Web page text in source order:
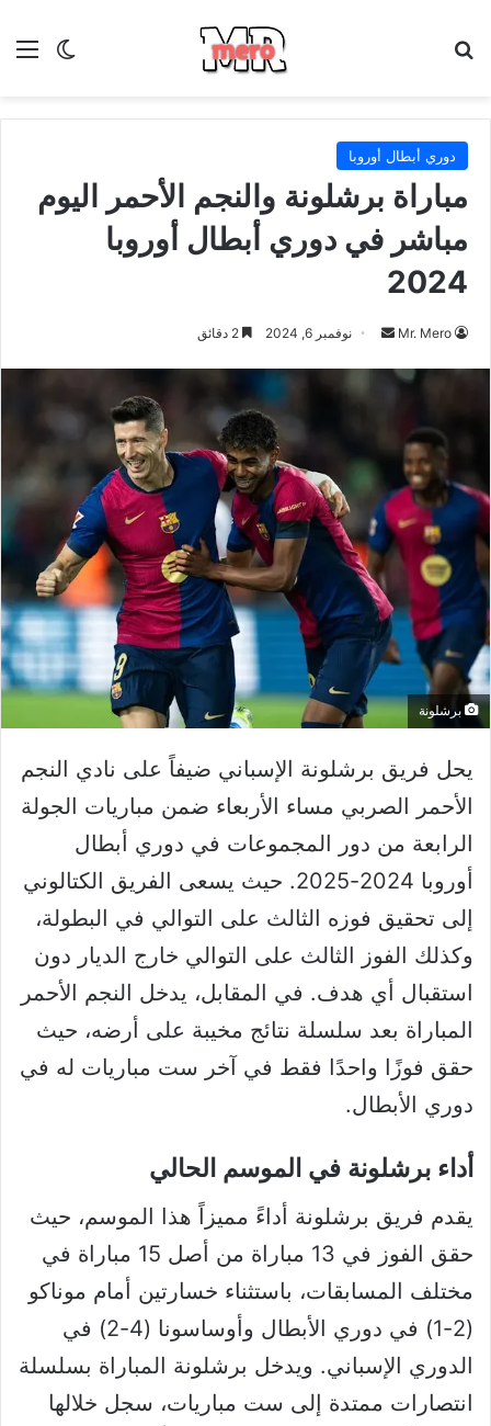
الوضع
دوري أبطال أوروبا
مباراة برشلونة والنجم الأحمر اليوم
مباشر في دوري أبطال أوروبا
2024
Mr. Mero
أرسل نوفمبر 6, 2024
برشلونة
يحل فريق برشلونة الإسباني ضيفاً على نادي النجم
الأحمر الصربي مساء الأربعاء ضمن مباريات الجولة
الرابعة من دور المجموعات في دوري أبطال
أوروبا 2024-2025. حيث يسعى الفريق الكتالوني
إلى تحقيق فوزه الثالث على التوالي في البطولة،
وكذلك الفوز الثالث على التوالي خارج الديار دون
استقبال أي هدف. في المقابل، يدخل النجم الأحمر
المباراة بعد سلسلة نتائج مخيبة على أرضه، حيث
حقق فوزًا واحدًا فقط في آخر ست مباريات له في
دوري الأبطال.
أداء برشلونة في الموسم الحالي
يقدم فريق برشلونة أداءً مميزاً هذا الموسم، حيث
حقق الفوز في 13 مباراة من أصل 15 مباراة في
مختلف المسابقات، باستثناء خسارتين أمام موناكو
(2-1) في دوري الأبطال وأوساسونا (4-2) في
الدوري الإسباني. ويدخل برشلونة المباراة بسلسلة
انتصارات ممتدة إلى ست مباريات، سجل خلالها